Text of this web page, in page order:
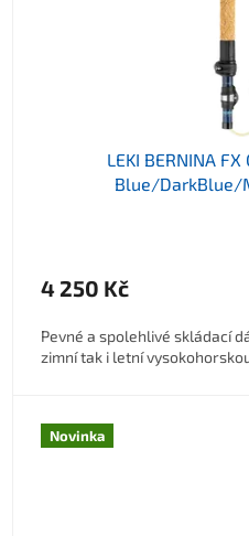
LEKI BERNINA
Blue/DarkBlue/
4 250 Kč
Pevné a spolehlivé skládací
zimní tak i letní
Novinka